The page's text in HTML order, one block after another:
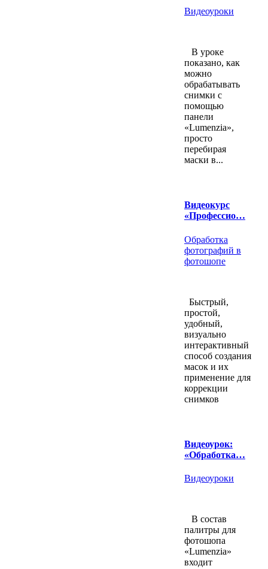
Видеоуроки
В уроке
показано, как
можно
обрабатывать
снимки с
помощью
панели
«Lumenzia»,
просто
перебирая
маски в...
Видеокурс
«Профессио…
Обработка
фотографий в
фотошопе
Быстрый,
простой,
удобный,
визуально
интерактивный
способ создания
масок и их
применение для
коррекции
снимков
Видеоурок:
«Обработка…
Видеоуроки
В состав
палитры для
фотошопа
«Lumenzia»
входит